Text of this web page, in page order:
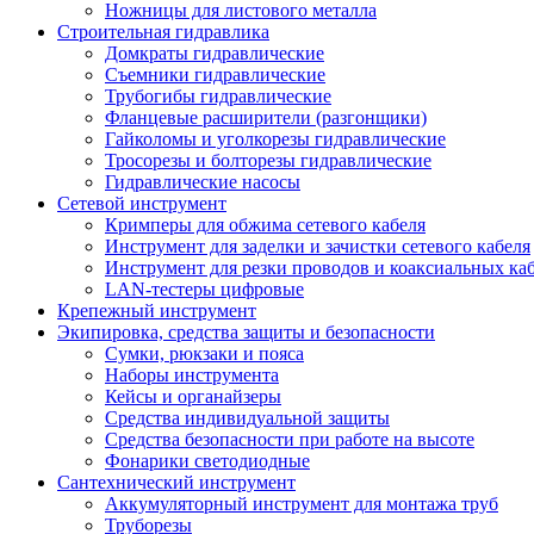
Ножницы для листового металла
Строительная гидравлика
Домкраты гидравлические
Съемники гидравлические
Трубогибы гидравлические
Фланцевые расширители (разгонщики)
Гайколомы и уголкорезы гидравлические
Тросорезы и болторезы гидравлические
Гидравлические насосы
Сетевой инструмент
Кримперы для обжима сетевого кабеля
Инструмент для заделки и зачистки сетевого кабеля
Инструмент для резки проводов и коаксиальных
LAN-тестеры цифровые
Крепежный инструмент
Экипировка, средства защиты и безопасности
Сумки, рюкзаки и пояса
Наборы инструмента
Кейсы и органайзеры
Средства индивидуальной защиты
Средства безопасности при работе на высоте
Фонарики светодиодные
Сантехнический инструмент
Аккумуляторный инструмент для монтажа труб
Труборезы